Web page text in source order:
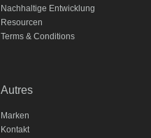
Nachhaltige Entwicklung
Resourcen
Terms & Conditions
Autres
Marken
Kontakt